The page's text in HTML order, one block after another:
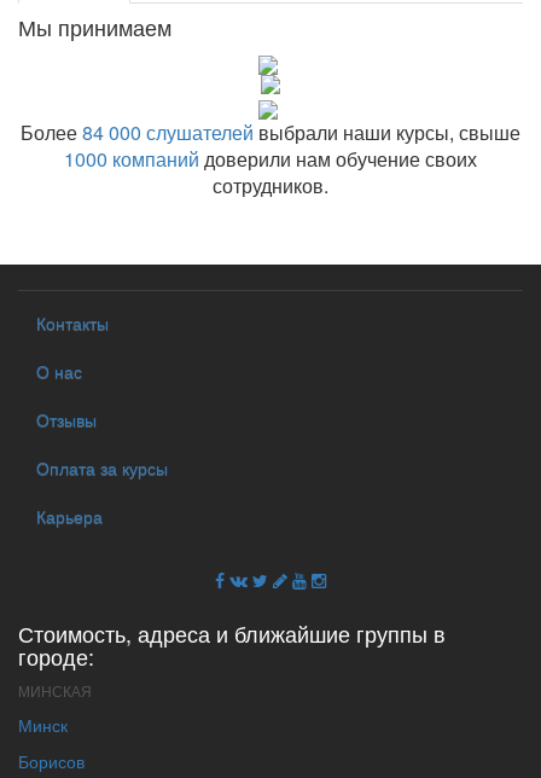
Мы принимаем
Более84 000 слушателей выбрали наши курсы, свыше
1000 компаний доверили нам обучение своих
сотрудников.
Контакты
О нас
Отзывы
Оплата за курсы
Карьера
Стоимость, адреса и ближайшие группы в
городе:
МИНСКАЯ
Минск
Борисов